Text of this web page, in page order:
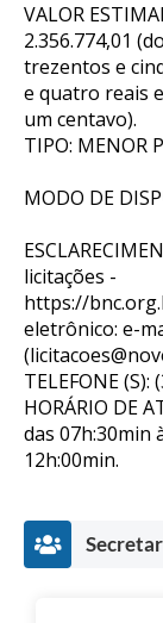
VALOR
2.356.774,01
trezentos e
e quatro reais e
um centavo).
TIPO: MENOR
MODO DE
licitações -
https://
eletrônico: e-
(
TELEFONE (S):
HORÁRIO DE
das 07h:30min
12h:00min.